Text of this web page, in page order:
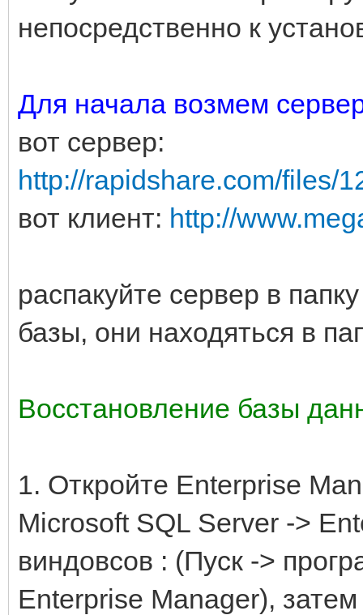
непосредственно к
Для начала возмем
вот сервер:
http://rapidshare.com/files/
вот клиент: http://
распакуйте сервер в
базы, они находяться в
Восстановление базы
1. Откройте Enterprise
Microsoft SQL Server ->
виндовсов : (Пуск ->
Enterprise Manager),